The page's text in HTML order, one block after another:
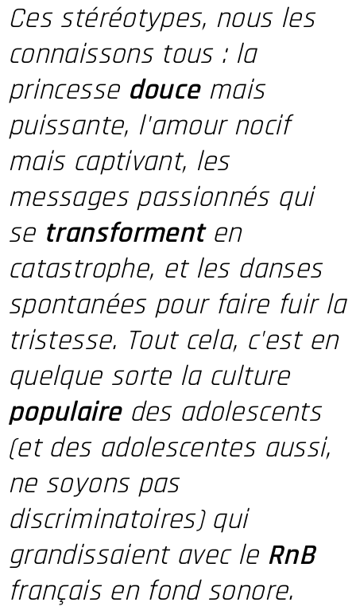
Ces stéréotypes, nous les
connaissons tous : la
princesse doucemais
puissante, l'amour nocif
mais captivant, les
messages passionnés qui
se transforment en
catastrophe, et les danses
spontanées pour faire fuir la
tristesse. Tout cela, c'est en
quelque sorte la culture
populairedes adolescents
(et des adolescentes aussi,
ne soyons pas
discriminatoires) qui
grandissaient avec le RnB
français en fond sonore.